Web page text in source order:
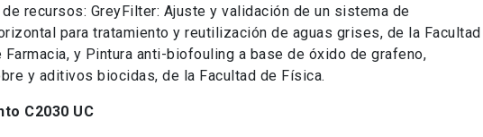
recursos: GreyFilter: Ajuste y validación de un sistema de
para tratamiento y reutilización de aguas grises, de la Facultad
Farmacia, y Pintura anti-biofouling a base de óxido de grafeno,
y aditivos biocidas, de la Facultad de Física.
C2030 UC